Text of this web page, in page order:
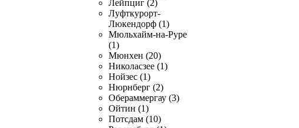
Лейпциг (2)
Луфткурорт-
Люкендорф (1)
Мюльхайм-на-Руре
(1)
Мюнхен (20)
Николасзее (1)
Нойзес (1)
Нюрнберг (2)
Обераммергау (3)
Ойтин (1)
Потсдам (10)